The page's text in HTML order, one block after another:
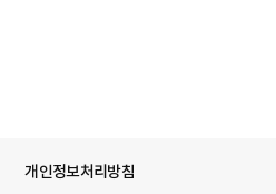
개인정보처리방침